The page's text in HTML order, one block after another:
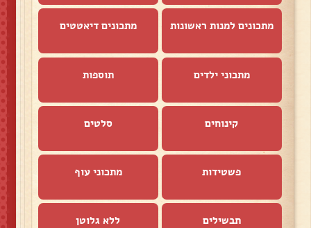
מתכונים למנות ראשונות מתכונים דיאטטים
מתכוני ילדים תוספות
קינוחים סלטים
פשטידות מתכוני עוף
תבשילים ללא גלוטן